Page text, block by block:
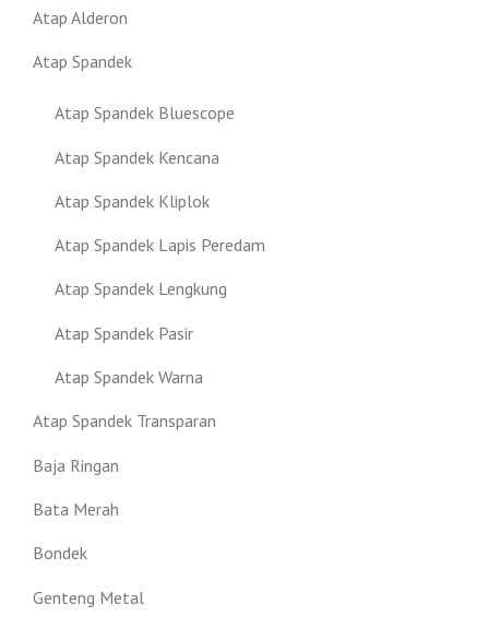
Atap Alderon
Atap Spandek
Atap Spandek Bluescope
Atap Spandek Kencana
Atap Spandek Kliplok
Atap Spandek Lapis Peredam
Atap Spandek Lengkung
Atap Spandek Pasir
Atap Spandek Warna
Atap Spandek Transparan
Baja Ringan
Bata Merah
Bondek
Genteng Metal